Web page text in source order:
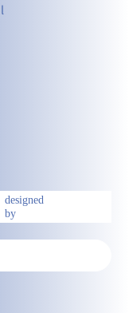
designed
by